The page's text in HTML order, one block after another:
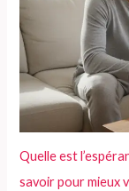
Quelle est
savoir pour mieux